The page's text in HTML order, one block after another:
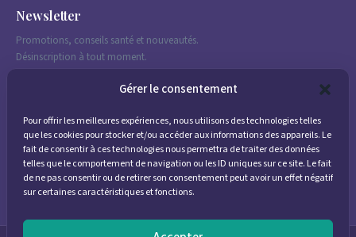
Gérer le consentement
Pour offrir les meilleures expériences, nous utilisons des technologies telles
que les cookies pour stocker et/ou accéder aux informations des appareils. Le
fait de consentir à ces technologies nous permettra de traiter des données
telles que le comportement de navigation ou les ID uniques sur ce site. Le fait
de ne pas consentir ou de retirer son consentement peut avoir un effet négatif
sur certaines caractéristiques et fonctions.
Newsletter
Promotions, conseils santé et nouveautés.
Désinscription à tout moment.
J'accepte de recevoir des emails marketing conformément à la
politique de confidentialité